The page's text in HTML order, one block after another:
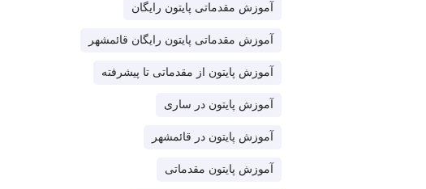
آموزش مقدماتی پایتون رایگان
آموزش مقدماتی پایتون رایگان قائمشهر
آموزش پایتون از مقدماتی تا پیشرفته
آموزش پایتون در ساری
آموزش پایتون در قائمشهر
آموزش پایتون مقدماتی